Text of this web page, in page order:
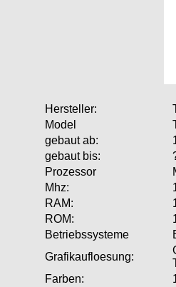
Hersteller:
Model
gebaut ab:
gebaut bis:
Prozessor
Mhz:
RAM:
ROM:
Betriebssysteme
Grafikaufloesung:
Farben: